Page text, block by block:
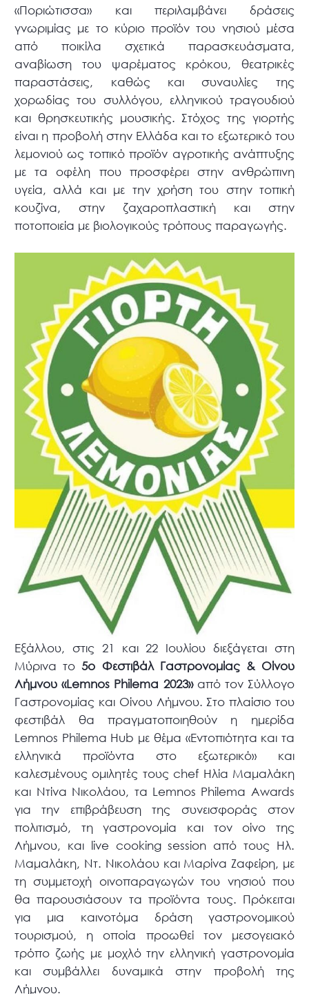
«Ποριώτισσα» και περιλαμβάνει δράσεις
γνωριμίας με το κύριο προϊόν του νησιού μέσα
από ποικίλα σχετικά παρασκευάσματα,
αναβίωση του ψαρέματος κρόκου, θεατρικές
παραστάσεις, καθώς και συναυλίες της
χορωδίας του συλλόγου, ελληνικού τραγουδιού
και θρησκευτικής μουσικής. Στόχος της γιορτής
είναι η προβολή στην Ελλάδα και το εξωτερικό του
λεμονιού ως τοπικό προϊόν αγροτικής ανάπτυξης
με τα οφέλη που προσφέρει στην ανθρώπινη
υγεία, αλλά και με την χρήση του στην τοπική
κουζίνα, στην ζαχαροπλαστική και στην
ποτοποιεία με βιολογικούς τρόπους παραγωγής.
Εξάλλου, στις 21 και 22 Ιουλίου διεξάγεται στη
Μύρινα το5ο Φεστιβάλ Γαστρονομίας & Οίνου
Λήμνου «Lemnos Philema 2023»από τον Σύλλογο
Γαστρονομίας και Οίνου Λήμνου. Στο πλαίσιο του
φεστιβάλ θα πραγματοποιηθούν η ημερίδα
Lemnos Philema Hub με θέμα «Εντοπιότητα και τα
ελληνικά προϊόντα στο εξωτερικό» και
καλεσμένους ομιλητές τους chef Ηλία Μαμαλάκη
και Ντίνα Νικολάου, τα Lemnos Philema Awards
για την επιβράβευση της συνεισφοράς στον
πολιτισμό, τη γαστρονομία και τον οίνο της
Λήμνου, και live cooking session από τους Ηλ.
Μαμαλάκη, Ντ. Νικολάου και Μαρίνα Ζαφείρη, με
τη συμμετοχή οινοπαραγωγών του νησιού που
θα παρουσιάσουν τα προϊόντα τους. Πρόκειται
για μια καινοτόμα δράση γαστρονομικού
τουρισμού, η οποία προωθεί τον μεσογειακό
τρόπο ζωής με μοχλό την ελληνική γαστρονομία
και συμβάλλει δυναμικά στην προβολή της
Λήμνου.